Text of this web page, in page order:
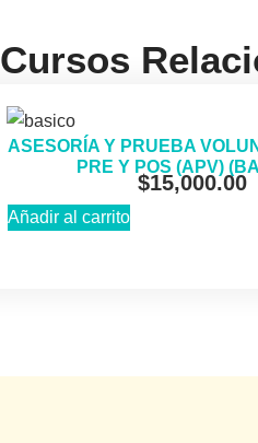
Cursos
ASESORÍA Y PRUEBA
PRE Y POS (APV)
$15,000.00
Añadir al carrito